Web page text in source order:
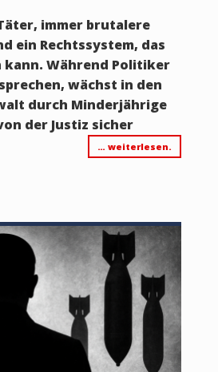
immer brutalere
ein Rechtssystem, das
kann. Während Politiker
wächst in den
durch Minderjährige
der Justiz sicher
… weiterlesen.